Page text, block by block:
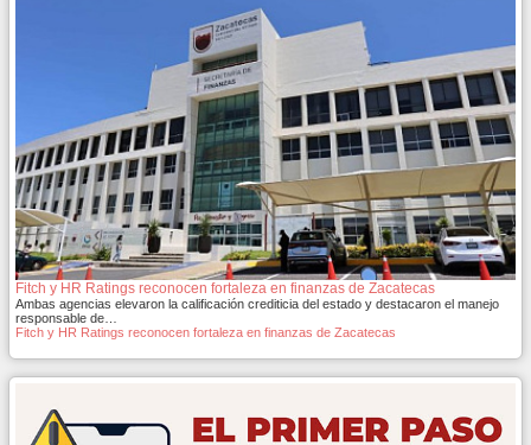
Fitch y HR Ratings reconocen fortaleza en finanzas de Zacatecas
Ambas agencias elevaron la calificación crediticia del estado y destacaron el manejo
responsable de…
Fitch y HR Ratings reconocen fortaleza en finanzas de Zacatecas